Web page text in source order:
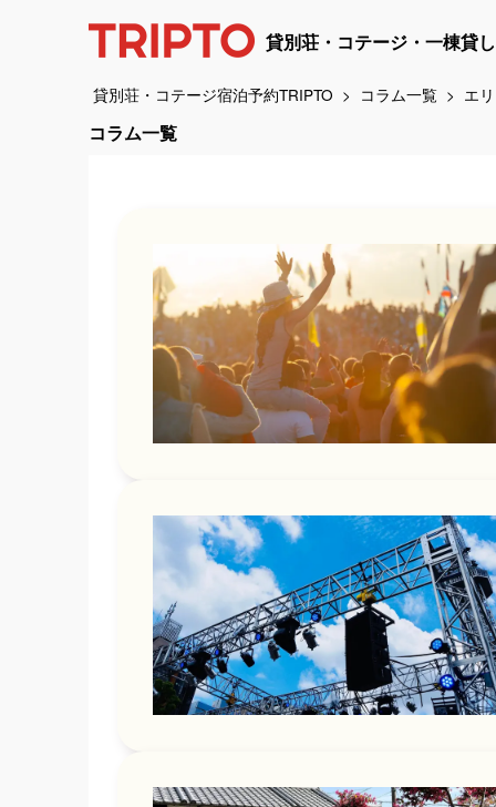
貸別荘・コテージ・一棟貸
貸別荘・コテージ宿泊予約TRIPTO コラム一覧 エ
コラム一覧